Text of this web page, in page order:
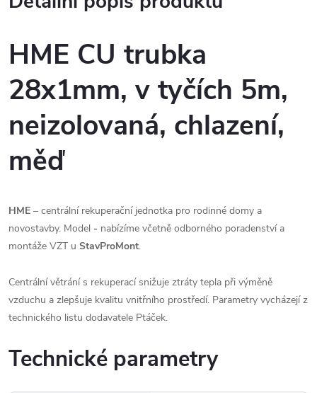
HME CU trubka
28x1mm, v tyčích 5m,
neizolovaná, chlazení,
měď
HME – centrální rekuperační jednotka pro rodinné domy a
novostavby. Model - nabízíme včetně odborného poradenství a
montáže VZT u StavProMont.
Centrální větrání s rekuperací snižuje ztráty tepla při výměně
vzduchu a zlepšuje kvalitu vnitřního prostředí. Parametry vycházejí z
technického listu dodavatele Ptáček.
Technické parametry